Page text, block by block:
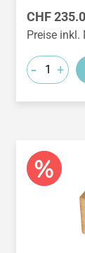
Regulärer
CHF
Preise inkl.
- +